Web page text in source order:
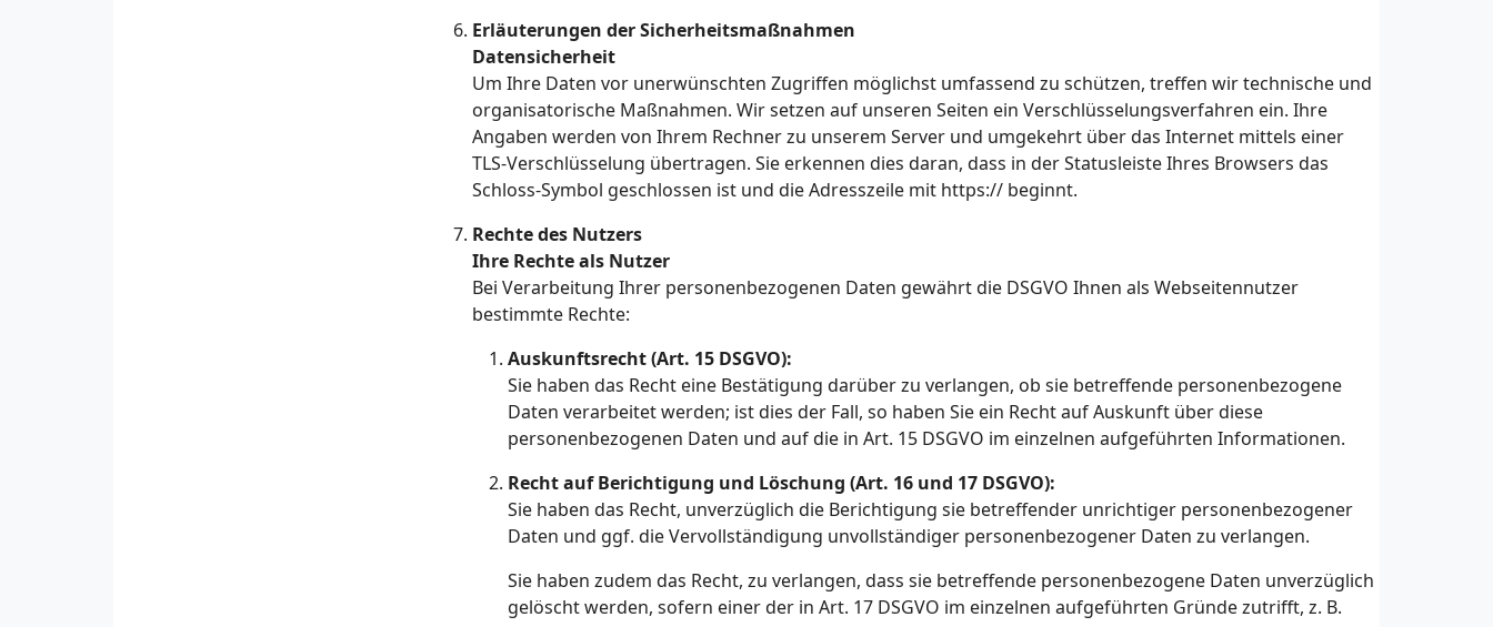
Erläuterungen der Sicherheitsmaßnahmen
Datensicherheit
Um Ihre Daten vor unerwünschten Zugriffen möglichst umfassend zu schützen, treffen wir technische und
organisatorische Maßnahmen. Wir setzen auf unseren Seiten ein Verschlüsselungsverfahren ein. Ihre
Angaben werden von Ihrem Rechner zu unserem Server und umgekehrt über das Internet mittels einer
TLS-Verschlüsselung übertragen. Sie erkennen dies daran, dass in der Statusleiste Ihres Browsers das
Schloss-Symbol geschlossen ist und die Adresszeile mit https:// beginnt.
Rechte des Nutzers
Ihre Rechte als Nutzer
Bei Verarbeitung Ihrer personenbezogenen Daten gewährt die DSGVO Ihnen als Webseitennutzer
bestimmte Rechte:
Auskunftsrecht (Art. 15 DSGVO):
Sie haben das Recht eine Bestätigung darüber zu verlangen, ob sie betreffende personenbezogene
Daten verarbeitet werden; ist dies der Fall, so haben Sie ein Recht auf Auskunft über diese
personenbezogenen Daten und auf die in Art. 15 DSGVO im einzelnen aufgeführten Informationen.
Recht auf Berichtigung und Löschung (Art. 16 und 17 DSGVO):
Sie haben das Recht, unverzüglich die Berichtigung sie betreffender unrichtiger personenbezogener
Daten und ggf. die Vervollständigung unvollständiger personenbezogener Daten zu verlangen.
Sie haben zudem das Recht, zu verlangen, dass sie betreffende personenbezogene Daten unverzüglich
gelöscht werden, sofern einer der in Art. 17 DSGVO im einzelnen aufgeführten Gründe zutrifft, z. B.